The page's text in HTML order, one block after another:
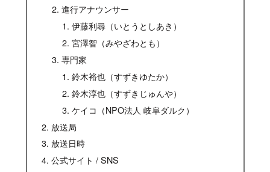
進行アナウンサー
伊藤利尋（いとうとしあき）
宮澤智（みやざわとも）
専門家
鈴木裕也（すずきゆたか）
鈴木淳也（すずきじゅんや）
ケイコ（NPO法人 岐阜ダルク）
放送局
放送日時
公式サイト / SNS